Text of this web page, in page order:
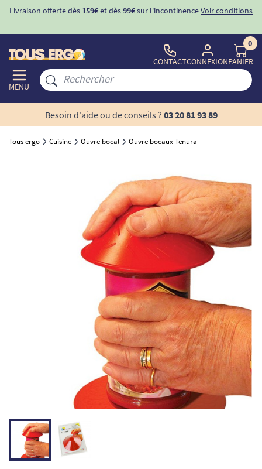
Livraison offerte dès 159€et dès99€sur l'incontinenceVoir conditions
MENU
CONTACTCONNEXION
0
PANIER
Besoin d'aide ou de conseils ? 03 20 81 93 89
Tous ergo Cuisine Ouvre bocal Ouvre bocaux Tenura